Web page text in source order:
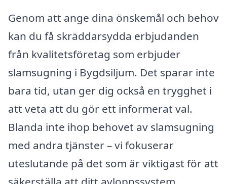
Genom att ange dina önskemål och behov
kan du få skräddarsydda erbjudanden
från kvalitetsföretag som erbjuder
slamsugning i Bygdsiljum. Det sparar inte
bara tid, utan ger dig också en trygghet i
att veta att du gör ett informerat val.
Blanda inte ihop behovet av slamsugning
med andra tjänster – vi fokuserar
uteslutande på det som är viktigast för att